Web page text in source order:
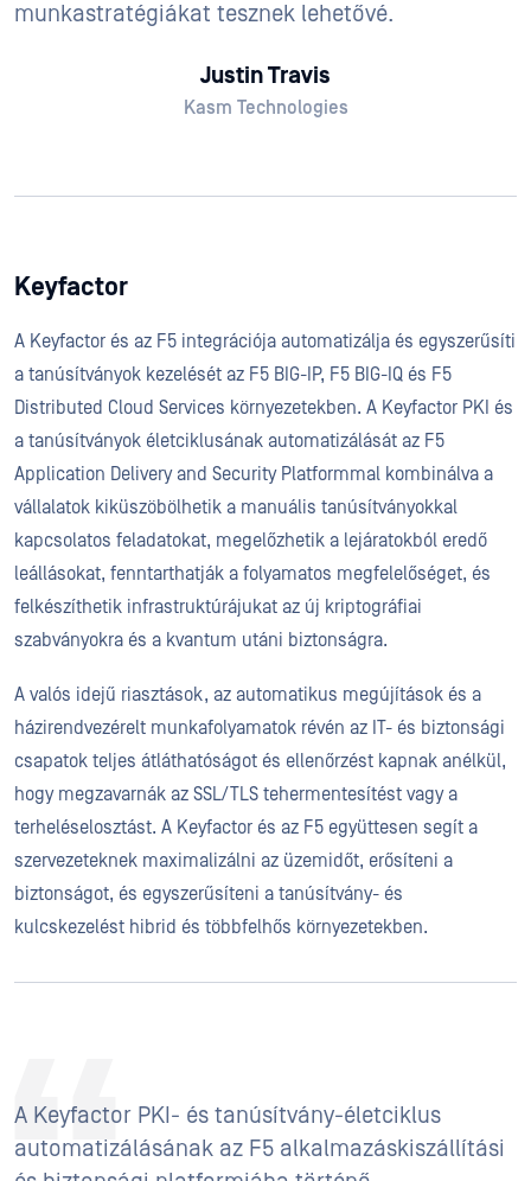
munkastratégiákat tesznek lehetővé.
Justin Travis
Kasm Technologies
Keyfactor
A Keyfactor és az F5 integrációja automatizálja és egyszerűsíti
a tanúsítványok kezelését az F5 BIG-IP, F5 BIG-IQ és F5
Distributed Cloud Services környezetekben. A Keyfactor PKI és
a tanúsítványok életciklusának automatizálását az F5
Application Delivery and Security Platformmal kombinálva a
vállalatok kiküszöbölhetik a manuális tanúsítványokkal
kapcsolatos feladatokat, megelőzhetik a lejáratokból eredő
leállásokat, fenntarthatják a folyamatos megfelelőséget, és
felkészíthetik infrastruktúrájukat az új kriptográfiai
szabványokra és a kvantum utáni biztonságra.
A valós idejű riasztások, az automatikus megújítások és a
házirendvezérelt munkafolyamatok révén az IT- és biztonsági
csapatok teljes átláthatóságot és ellenőrzést kapnak anélkül,
hogy megzavarnák az SSL/TLS tehermentesítést vagy a
terheléselosztást. A Keyfactor és az F5 együttesen segít a
szervezeteknek maximalizálni az üzemidőt, erősíteni a
biztonságot, és egyszerűsíteni a tanúsítvány- és
kulcskezelést hibrid és többfelhős környezetekben.
A Keyfactor PKI- és tanúsítvány-életciklus
automatizálásának az F5 alkalmazáskiszállítási